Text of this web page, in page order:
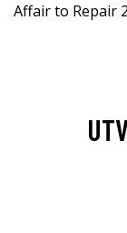
Affair to Repair